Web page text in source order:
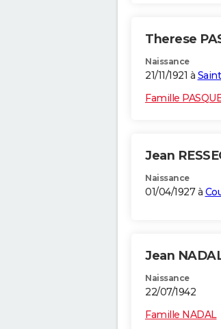
Therese
Naissance
21/11/1921 à
Famille
Jean
Naissance
01/04/1927 à
Jean
Naissance
22/07/1942
Famille NADAL